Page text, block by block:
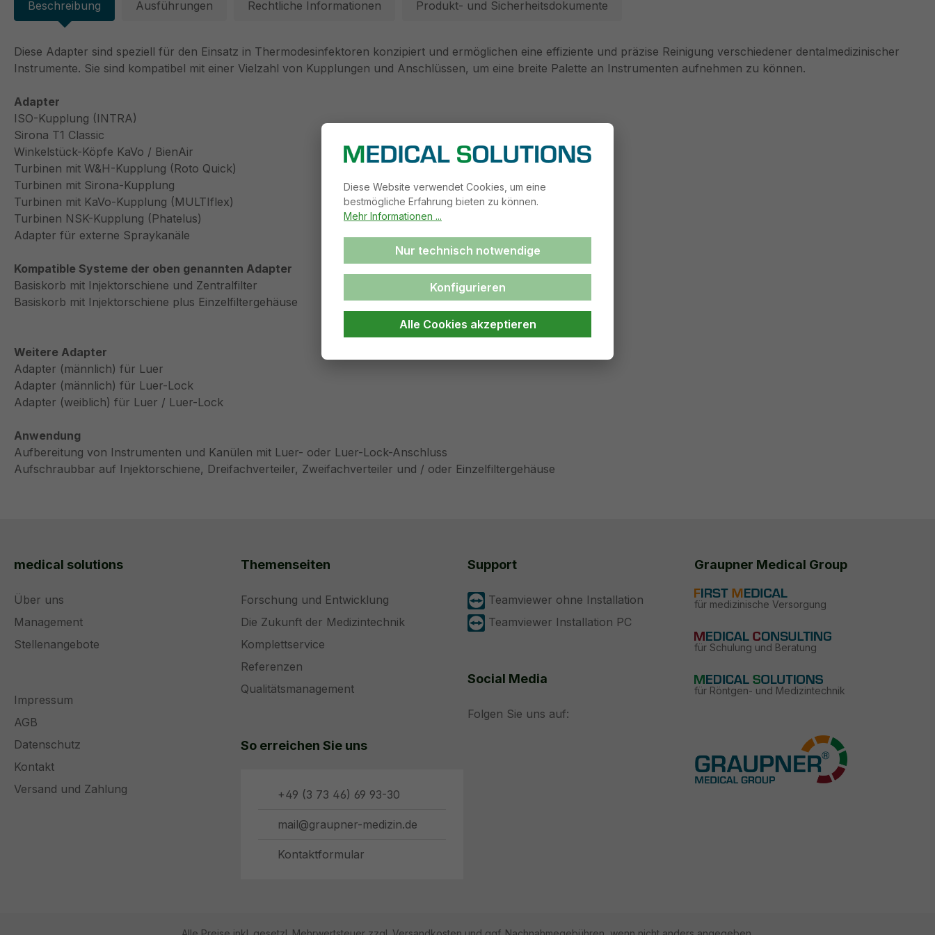
Beschreibung Ausführungen Rechtliche Informationen Produkt- und Sicherheitsdokumente
Diese Adapter sind speziell für den Einsatz in Thermodesinfektoren konzipiert und ermöglichen eine effiziente und präzise Reinigung verschiedener dentalmedizinischer
Instrumente. Sie sind kompatibel mit einer Vielzahl von Kupplungen und Anschlüssen, um eine breite Palette an Instrumenten aufnehmen zu können.
Adapter
ISO-Kupplung (INTRA)
Sirona T1 Classic
Winkelstück-Köpfe KaVo / BienAir
Turbinen mit W&H-Kupplung (Roto Quick)
Turbinen mit Sirona-Kupplung
Turbinen mit KaVo-Kupplung (MULTIflex)
Turbinen NSK-Kupplung (Phatelus)
Adapter für externe Spraykanäle
Kompatible Systeme der oben genannten Adapter
Basiskorb mit Injektorschiene und Zentralfilter
Basiskorb mit Injektorschiene plus Einzelfiltergehäuse
Weitere Adapter
Adapter (männlich) für Luer
Adapter (männlich) für Luer-Lock
Adapter (weiblich) für Luer / Luer-Lock
Anwendung
Aufbereitung von Instrumenten und Kanülen mit Luer- oder Luer-Lock-Anschluss
Aufschraubbar auf Injektorschiene, Dreifachverteiler, Zweifachverteiler und / oder Einzelfiltergehäuse
medical solutions
Über uns
Management
Stellenangebote
Impressum
AGB
Datenschutz
Kontakt
Versand und Zahlung
Themenseiten
Forschung und Entwicklung
Die Zukunft der Medizintechnik
Komplettservice
Referenzen
Qualitätsmanagement
So erreichen Sie uns
+49 (3 73 46) 69 93-30
mail@graupner-medizin.de
Kontaktformular
Support
Teamviewer ohne Installation
Teamviewer Installation PC
Social Media
Folgen Sie uns auf:
Graupner Medical Group
für medizinische Versorgung
für Schulung und Beratung
für Röntgen- und Medizintechnik
Diese Website verwendet Cookies, um eine
bestmögliche Erfahrung bieten zu können.
Mehr Informationen ...
Nur technisch notwendige
Konfigurieren
Alle Cookies akzeptieren